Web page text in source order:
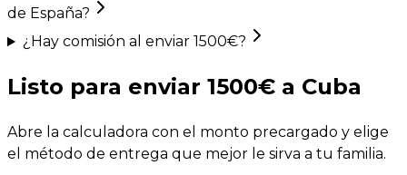
de España?
¿Hay comisión al enviar 1500€?
Listo para enviar 1500€ a Cuba
Abre la calculadora con el monto precargado y elige
el método de entrega que mejor le sirva a tu familia.